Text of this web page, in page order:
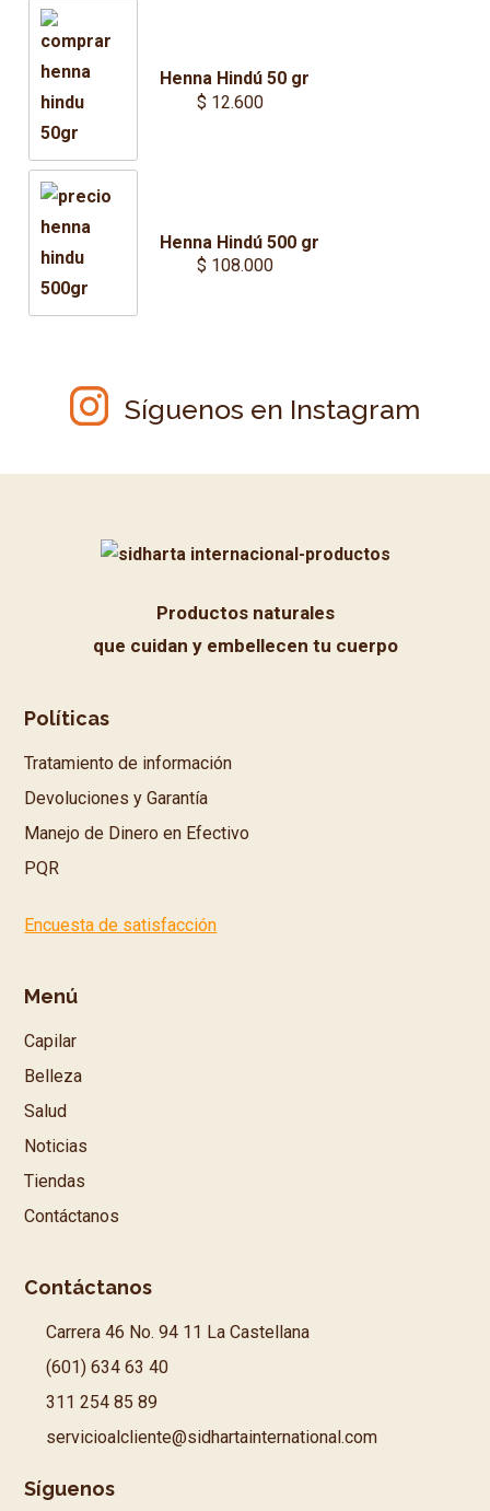
Henna Hindú 50 gr
$ 12.600
Henna Hindú 500 gr
$ 108.000
Síguenos en Instagram
Productos naturales
que cuidan y embellecen tu cuerpo
Políticas
Tratamiento de información
Devoluciones y Garantía
Manejo de Dinero en Efectivo
PQR
Encuesta de satisfacción
Menú
Capilar
Belleza
Salud
Noticias
Tiendas
Contáctanos
Contáctanos
Carrera 46 No. 94 11 La Castellana
(601) 634 63 40
311 254 85 89
servicioalcliente@sidhartainternational.com
Síguenos